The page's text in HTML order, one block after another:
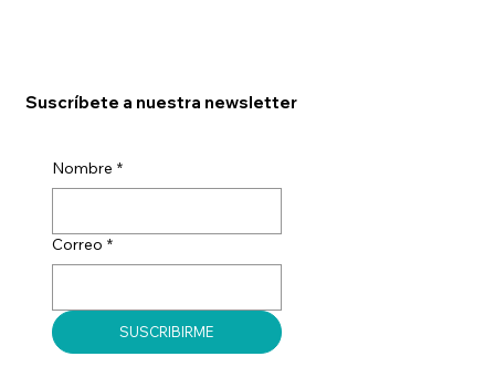
Nombre *
Correo *
SUSCRIBIRME
Suscríbete a nuestra newsletter